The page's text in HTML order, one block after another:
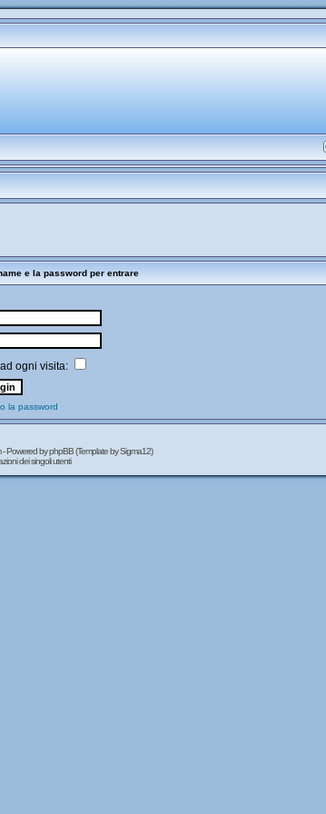
e la password per entrare
ogni visita:
la password
- Powered byphpBB(Template by Sigma12)
dei singoli utenti